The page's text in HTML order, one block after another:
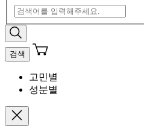
검색
고민별
성분별